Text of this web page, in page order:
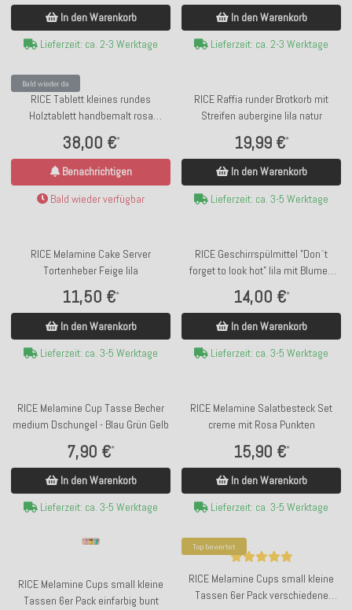
In den Warenkorb
Lieferzeit: ca. 2-3 Werktage
In den Warenkorb
Lieferzeit: ca. 2-3 Werktage
Bald wieder da
RICE Tablett kleines rundes
Holztablett handbemalt rosa
38,00 €*
Benachrichtigen
Bald wieder verfügbar
RICE Raffia runder Brotkorb mit
Streifen aubergine lila natur
19,99 €*
In den Warenkorb
Lieferzeit: ca. 3-5 Werktage
RICE Melamine Cake Server
Tortenheber Feige lila
11,50 €*
In den Warenkorb
Lieferzeit: ca. 3-5 Werktage
RICE Geschirrspülmittel "Don`t
forget to look hot" lila mit Blumen
14,00 €*
In den Warenkorb
Lieferzeit: ca. 3-5 Werktage
RICE Melamine Cup Tasse Becher
medium Dschungel - Blau Grün Gelb
7,90 €*
In den Warenkorb
Lieferzeit: ca. 3-5 Werktage
RICE Melamine Salatbesteck Set
creme mit Rosa Punkten
15,90 €*
In den Warenkorb
Lieferzeit: ca. 3-5 Werktage
RICE Melamine Cups small kleine
Tassen 6er Pack einfarbig bunt
Top bewertet
RICE Melamine Cups small kleine
Tassen 6er Pack verschiedene